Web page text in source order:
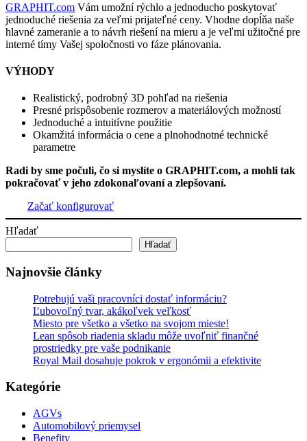
GRAPHIT.com Vám umožní rýchlo a jednoducho poskytovať
jednoduché riešenia za veľmi prijateľné ceny. Vhodne dopĺňa naše
hlavné zameranie a to návrh riešení na mieru a je veľmi užitočné pre
interné tímy Vašej spoločnosti vo fáze plánovania.
VÝHODY
Realistický, podrobný 3D pohľad na riešenia
Presné prispôsobenie rozmerov a materiálových možností
Jednoduché a intuitívne použitie
Okamžitá informácia o cene a plnohodnotné technické
parametre
Radi by sme počuli, čo si myslíte o GRAPHIT.com, a mohli tak
pokračovať v jeho zdokonaľovaní a zlepšovaní.
Začať konfigurovať
Hľadať
Hľadať
Najnovšie články
Potrebujú vaši pracovníci dostať informáciu?
Ľubovoľný tvar, akákoľvek veľkosť
Miesto pre všetko a všetko na svojom mieste!
Lean spôsob riadenia skladu môže uvoľniť finančné
prostriedky pre vaše podnikanie
Royal Mail dosahuje pokrok v ergonómii a efektivite
Kategórie
AGVs
Automobilový priemysel
Benefity